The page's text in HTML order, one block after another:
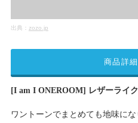
出典： zozo.jp
[I am I ONEROOM] レザーライ
ワントーンでまとめても地味に
商品詳